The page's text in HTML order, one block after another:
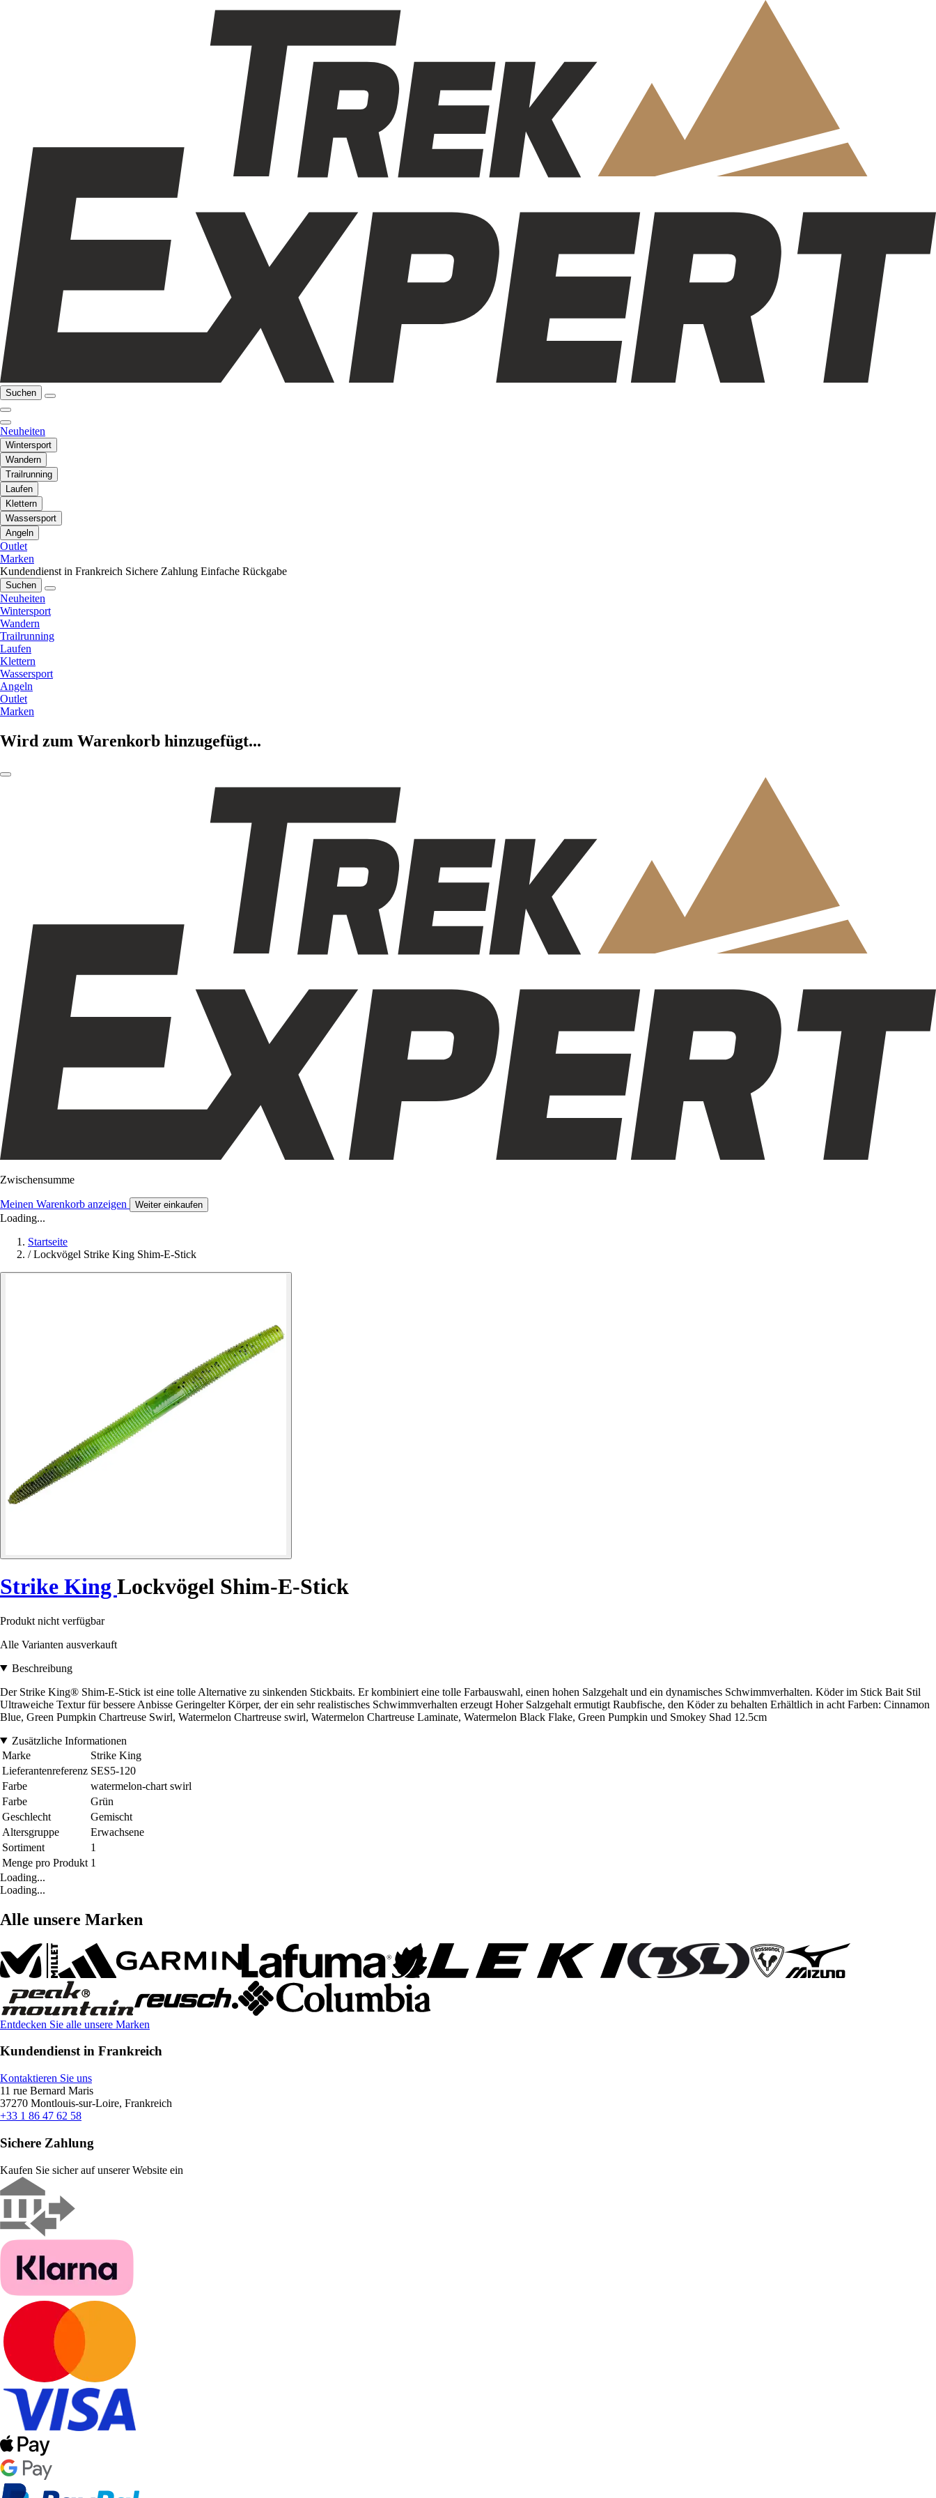
Suchen
Neuheiten
Wintersport
Wandern
Trailrunning
Laufen
Klettern
Wassersport
Angeln
Outlet
Marken
Kundendienst in Frankreich Sichere Zahlung Einfache Rückgabe
Suchen
Neuheiten
Wintersport
Wandern
Trailrunning
Laufen
Klettern
Wassersport
Angeln
Outlet
Marken
Wird zum Warenkorb hinzugefügt...
Zwischensumme
Meinen Warenkorb anzeigen Weiter einkaufen
Loading...
Startseite
/ Lockvögel Strike King Shim-E-Stick
Strike King Lockvögel Shim-E-Stick
Produkt nicht verfügbar
Alle Varianten ausverkauft
Beschreibung
Der Strike King® Shim-E-Stick ist eine tolle Alternative zu sinkenden Stickbaits. Er kombiniert eine tolle Farbauswahl, einen hohen Salzgehalt und ein dynamisches Schwimmverhalten. Köder im Stick Bait Stil
Ultraweiche Textur für bessere Anbisse Geringelter Körper, der ein sehr realistisches Schwimmverhalten erzeugt Hoher Salzgehalt ermutigt Raubfische, den Köder zu behalten Erhältlich in acht Farben: Cinnamon
Blue, Green Pumpkin Chartreuse Swirl, Watermelon Chartreuse swirl, Watermelon Chartreuse Laminate, Watermelon Black Flake, Green Pumpkin und Smokey Shad 12.5cm
Zusätzliche Informationen
Marke
Strike King
Lieferantenreferenz SES5-120
Farbe
watermelon-chart swirl
Farbe
Grün
Geschlecht
Gemischt
Altersgruppe
Erwachsene
Sortiment
1
Menge pro Produkt 1
Loading...
Loading...
Alle unsere Marken
Entdecken Sie alle unsere Marken
Kundendienst in Frankreich
Kontaktieren Sie uns
11 rue Bernard Maris
37270 Montlouis-sur-Loire, Frankreich
+33 1 86 47 62 58
Sichere Zahlung
Kaufen Sie sicher auf unserer Website ein